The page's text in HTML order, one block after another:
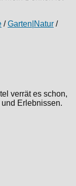
/Garten|Natur /
verrät es schon,
Erlebnissen.